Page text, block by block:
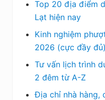
Top 20 địa điểm
Lạt hiện nay
Kinh nghiệm
2026 (cực đầy đủ)
Tư vấn lịch trình
2 đêm từ A-Z
Địa chỉ nhà hàng,